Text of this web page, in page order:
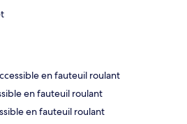
en fauteuil roulant
en fauteuil roulant
en fauteuil roulant